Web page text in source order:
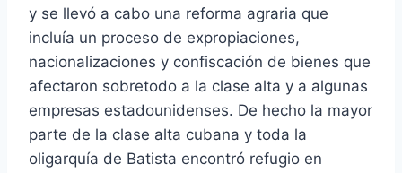
y se llevó a cabo una reforma agraria que
incluía un proceso de expropiaciones,
nacionalizaciones y confiscación de bienes que
afectaron sobretodo a la clase alta y a algunas
empresas estadounidenses. De hecho la mayor
parte de la clase alta cubana y toda la
oligarquía de Batista encontró refugio en